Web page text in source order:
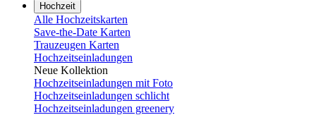
Hochzeit
Alle Hochzeitskarten
Save-the-Date Karten
Trauzeugen Karten
Hochzeitseinladungen
Neue Kollektion
Hochzeitseinladungen mit Foto
Hochzeitseinladungen schlicht
Hochzeitseinladungen greenery